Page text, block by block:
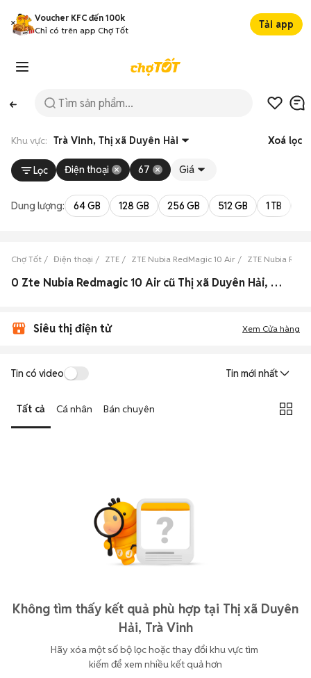
Voucher KFC đến 100k
Chỉ có trên app Chợ Tốt
Tải app
Khu vực: Trà Vinh, Thị xã Duyên Hải Xoá lọc
Lọc Điện thoại 67 Giá
Dung lượng: 64 GB 128 GB 256 GB 512 GB 1 TB
Chợ Tốt Điện thoại ZTE ZTE Nubia RedMagic 10 Air ZTE Nubia
0 Zte Nubia Redmagic 10 Air cũ Thị xã Duyên Hải, Trà Vinh đẹp
Siêu thị điện tử Xem Cửa hàng
Tin có video Tin mới nhất
Tất cả Cá nhân Bán chuyên
Không tìm thấy kết quả phù hợp tại Thị xã Duyên
Hải, Trà Vinh
Hãy xóa một số bộ lọc hoặc thay đổi khu vực tìm
kiếm để xem nhiều kết quả hơn